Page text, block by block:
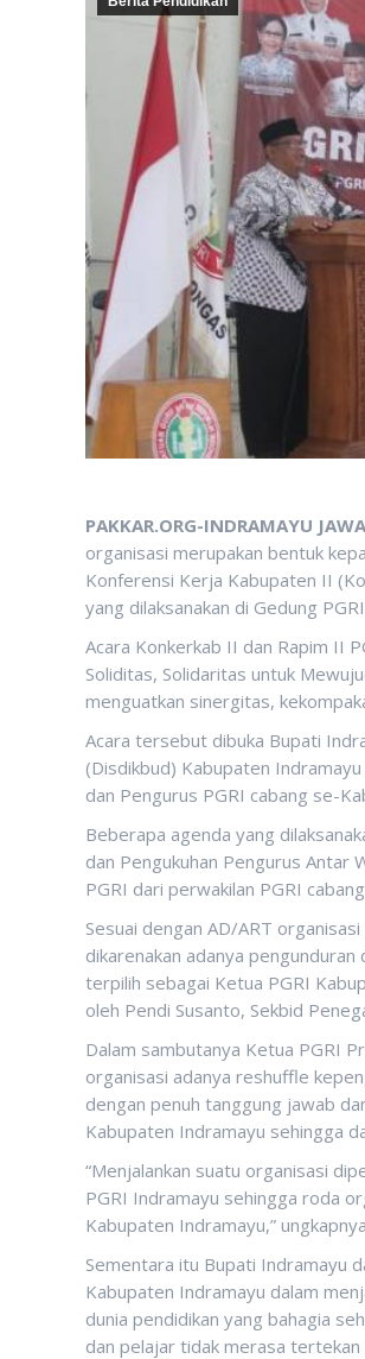
PAKKAR.ORG-INDRAMAYU
organisasi merupakan bentuk
Konferensi Kerja Kabupaten II
yang dilaksanakan di Gedung
Acara Konkerkab II dan Rapim II
Soliditas, Solidaritas untuk
menguatkan sinergitas,
Acara tersebut dibuka Bupati
(Disdikbud) Kabupaten
dan Pengurus PGRI cabang se-
Beberapa agenda yang
dan Pengukuhan Pengurus
PGRI dari perwakilan PGRI
Sesuai dengan AD/ART
dikarenakan adanya
terpilih sebagai Ketua PGRI
oleh Pendi Susanto, Sekbid
Dalam sambutanya Ketua PGRI
organisasi adanya reshuffle
dengan penuh tanggung jawab
Kabupaten Indramayu sehingga
“Menjalankan suatu organisasi
PGRI Indramayu sehingga roda
Kabupaten Indramayu,”
Sementara itu Bupati Indramayu
Kabupaten Indramayu dalam
dunia pendidikan yang bahagia
dan pelajar tidak merasa